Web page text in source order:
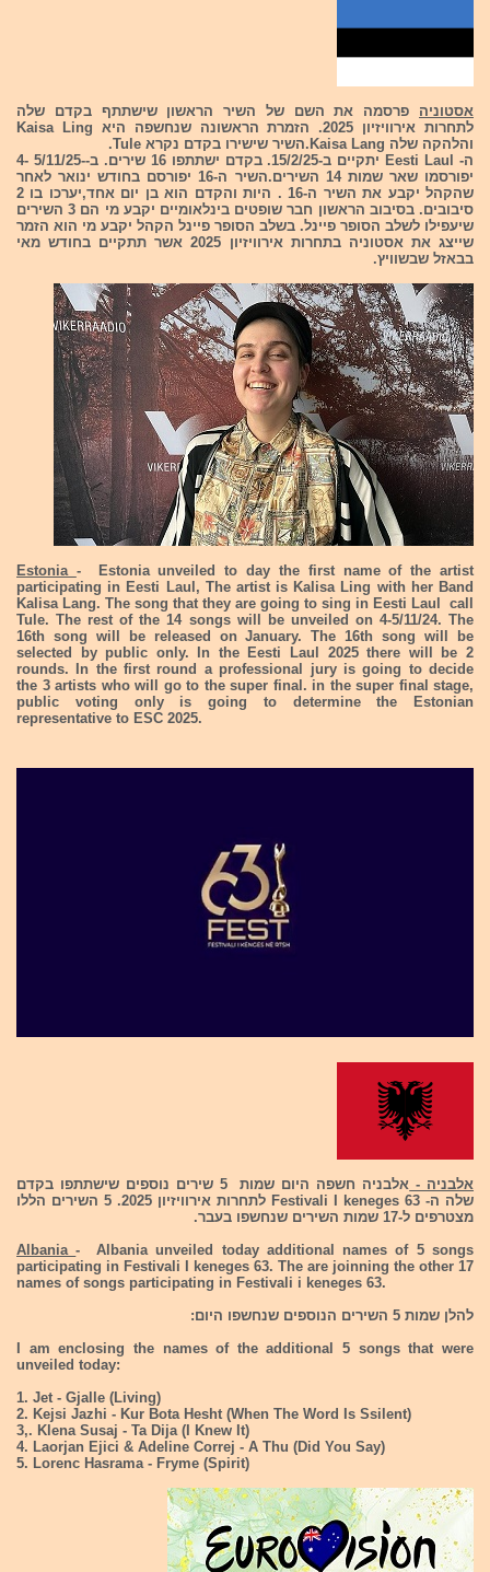
אסטוניה פרסמה את השם של השיר הראשון שישתתף בקדם שלה
לתחרות אירוויזיון 2025. הזמרת הראשונה שנחשפה היא Kaisa Ling
והלהקה שלה Kaisa Lang.השיר שישירו בקדם נקרא Tule.
ה- Eesti Laul יתקיים ב-15/2/25. בקדם ישתתפו 16 שירים. ב--5/11/25 -4
יפורסמו שאר שמות 14 השירים.השיר ה-16 יפורסם בחודש ינואר לאחר
שהקהל יקבע את השיר ה-16 . היות והקדם הוא בן יום אחד,יערכו בו 2
סיבובים. בסיבוב הראשון חבר שופטים בינלאומיים יקבע מי הם 3 השירים
שיעפילו לשלב הסופר פיינל. בשלב הסופר פיינל הקהל יקבע מי הוא הזמר
שייצג את אסטוניה בתחרות אירוויזיון 2025 אשר תתקיים בחודש מאי
בבאזל שבשוויץ.
Estonia - Estonia unveiled to day the first name of the artist
participating in Eesti Laul, The artist is Kalisa Ling with her Band
Kalisa Lang. The song that they are going to sing in Eesti Laul call
Tule. The rest of the 14 songs will be unveiled on 4-5/11/24. The
16th song will be released on January. The 16th song will be
selected by public only. In the Eesti Laul 2025 there will be 2
rounds. In the first round a professional jury is going to decide
the 3 artists who will go to the super final. in the super final stage,
public voting only is going to determine the Estonian
representative to ESC 2025.
אלבניה -
אלבניה חשפה היום שמות 5 שירים נוספים שישתתפו בקדם
שלה ה- Festivali I keneges 63 לתחרות אירוויזיון 2025. 5 השירים הללו
מצטרפים ל-17 שמות השירים שנחשפו בעבר.
Albania- Albania unveiled today additional names of 5 songs
participating in Festivali I keneges 63. The are joinning the other 17
names of songs participating in Festivali i keneges 63.
להלן שמות 5 השירים הנוספים שנחשפו היום:
I am enclosing the names of the additional 5 songs that were
unveiled today:
1. Jet - Gjalle (Living)
2. Kejsi Jazhi - Kur Bota Hesht (When The Word Is Ssilent)
3,. Klena Susaj - Ta Dija (I Knew It)
4. Laorjan Ejici & Adeline Correj - A Thu (Did You Say)
5. Lorenc Hasrama - Fryme (Spirit)